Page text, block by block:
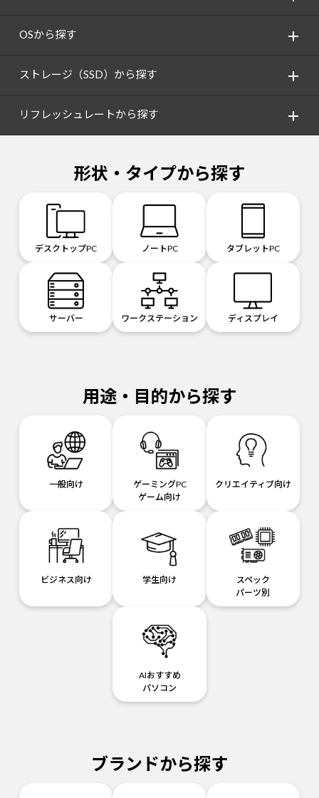
OSから探す
ストレージ（SSD）から探す
リフレッシュレートから探す
形状・タイプから探す
デスクトップPC ノートPC タブレットPC
サーバー ワークステーション ディスプレイ
用途・目的から探す
一般向け
ゲーミングPC
ゲーム向け
クリエイティブ向け
ビジネス向け 学生向け
スペック
パーツ別
AIおすすめ
パソコン
ブランドから探す